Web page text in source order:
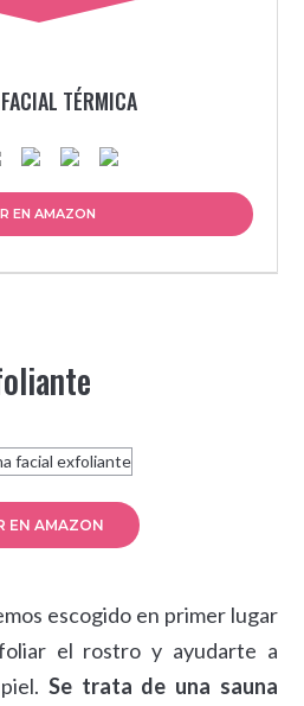
TÉRMICA
EN AMAZON
EN AMAZON
escogido en primer lugar
el rostro y ayudarte a
Se trata de una sauna